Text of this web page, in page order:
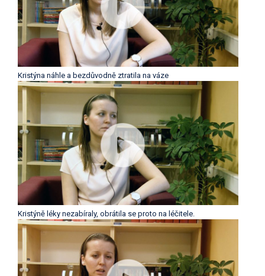
Kristýna náhle a bezdůvodně ztratila na váze
Kristýně léky nezabíraly, obrátila se proto na léčitele.